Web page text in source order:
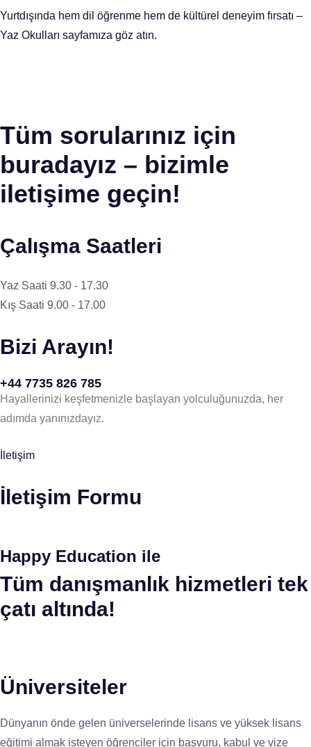
Yurtdışında hem dil öğrenme hem de kültürel deneyim fırsatı –
Yaz Okulları sayfamıza göz atın.
Tüm sorularınız için
buradayız – bizimle
iletişime geçin!
Çalışma Saatleri
Yaz Saati 9.30 - 17.30
Kış Saati 9.00 - 17.00
Bizi Arayın!
+44 7735 826 785
Hayallerinizi keşfetmenizle başlayan yolculuğunuzda, her
adımda yanınızdayız.
İletişim
İletişim Formu
Happy Education ile
Tüm danışmanlık hizmetleri tek
çatı altında!
Üniversiteler
Dünyanın önde gelen üniverselerinde lisans ve yüksek lisans
eğitimi almak isteyen öğrenciler için başvuru, kabul ve vize